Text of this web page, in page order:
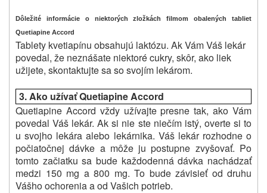
Dôležité informácie o niektorých zložkách filmom obalených tabliet
Quetiapine Accord
Tablety kvetiapínu obsahujú laktózu. Ak Vám Váš lekár
povedal, že neznášate niektoré cukry, skôr, ako liek
užijete, skontaktujte sa so svojím lekárom.
3.Ako užívať Quetiapine Accord
Quetiapine Accord vždy užívajte presne tak, ako Vám
povedal Váš lekár. Ak si nie ste niečím istý, overte si to
u svojho lekára alebo lekárnika. Váš lekár rozhodne o
počiatočnej dávke a môže ju postupne zvyšovať. Po
tomto začiatku sa bude každodenná dávka nachádzať
medzi 150 mg a 800 mg. To bude závisieť od druhu
Vášho ochorenia a od Vašich potrieb.